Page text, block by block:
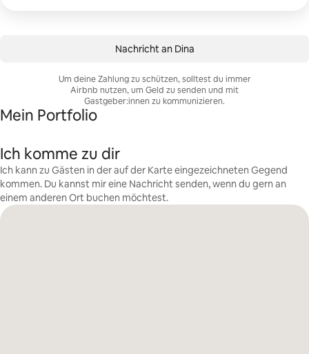
Nachricht an Dina
Um deine Zahlung zu schützen, solltest du immer
Airbnb nutzen, um Geld zu senden und mit
Gastgeber:innen zu kommunizieren.
Mein Portfolio
Ich komme zu dir
Ich kann zu Gästen in der auf der Karte eingezeichneten Gegend
kommen. Du kannst mir eine Nachricht senden, wenn du gern an
einem anderen Ort buchen möchtest.